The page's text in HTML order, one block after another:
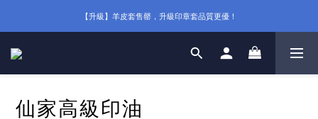
【升級】羊皮套售罄，升級印章套品質更優！
仙家高級印油